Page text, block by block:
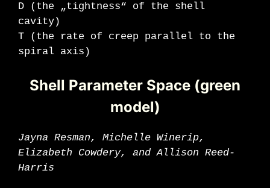
D (the „tightness“ of the shell
cavity)
T (the rate of creep parallel to the
spiral axis)
Shell Parameter Space (green
model)
Jayna Resman, Michelle Winerip,
Elizabeth Cowdery, and Allison Reed-
Harris